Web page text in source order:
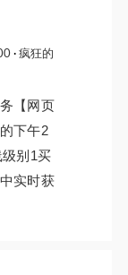
疯狂的
【网页
下午2
别1买
实时获